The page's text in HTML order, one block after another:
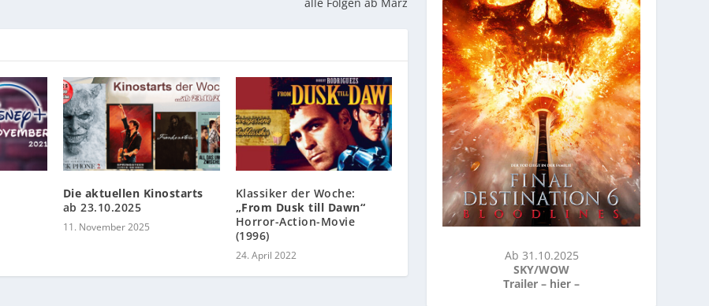
Die aktuellen Kinostarts
ab 23.10.2025
11. November 2025
Klassiker der Woche:
„From Dusk till Dawn“
Horror-Action-Movie
(1996)
24. April 2022
Ab 31.10.2025
SKY/WOW
Trailer – hier–